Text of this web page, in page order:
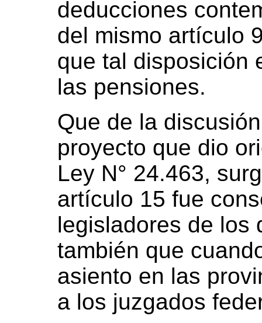
deducciones
del mismo artículo
que tal disposición
las pensiones.
Que de la
proyecto que dio
Ley N° 24.463,
artículo 15 fue
legisladores de los
también que
asiento en las
a los juzgados